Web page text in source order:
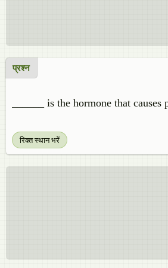
प्रश्न
______ is the hormone that
रिक्त स्थान भरें